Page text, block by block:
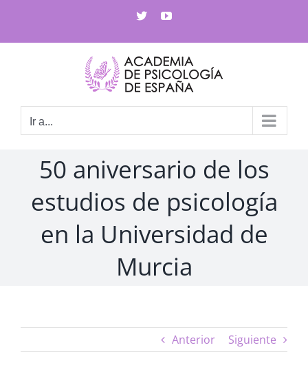
contenido
X YouTube
Ir a...
50 aniversario de los
estudios de psicología
en la Universidad de
Murcia
Anterior Siguiente